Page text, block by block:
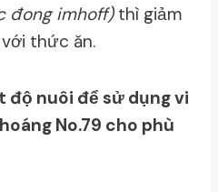
đong imhoff)thì giảm
thức ăn.
độ nuôi để sử dụng vi
No.79 cho phù